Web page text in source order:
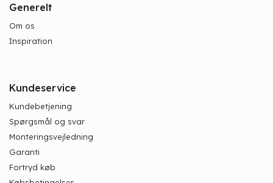
Generelt
Om os
Inspiration
Kundeservice
Kundebetjening
Spørgsmål og svar
Monteringsvejledning
Garanti
Fortryd køb